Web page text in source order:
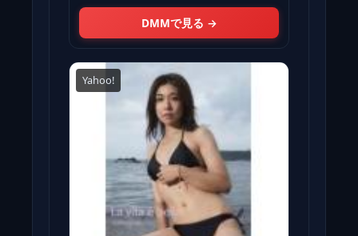
DMMで見る →
Yahoo!